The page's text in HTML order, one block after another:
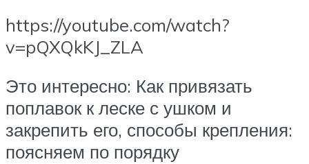
https://youtube.com/watch?
v=pQXQkKJ_ZLA
Это интересно: Как привязать
поплавок к леске с ушком и
закрепить его, способы крепления:
поясняем по порядку